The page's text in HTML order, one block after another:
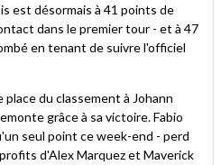
est désormais à 41 points de
dans le premier tour - et à 47
en tenant de suivre l'officiel
du classement à Johann
grâce à sa victoire. Fabio
seul point ce week-end - perd
d'Alex Marquez et Maverick